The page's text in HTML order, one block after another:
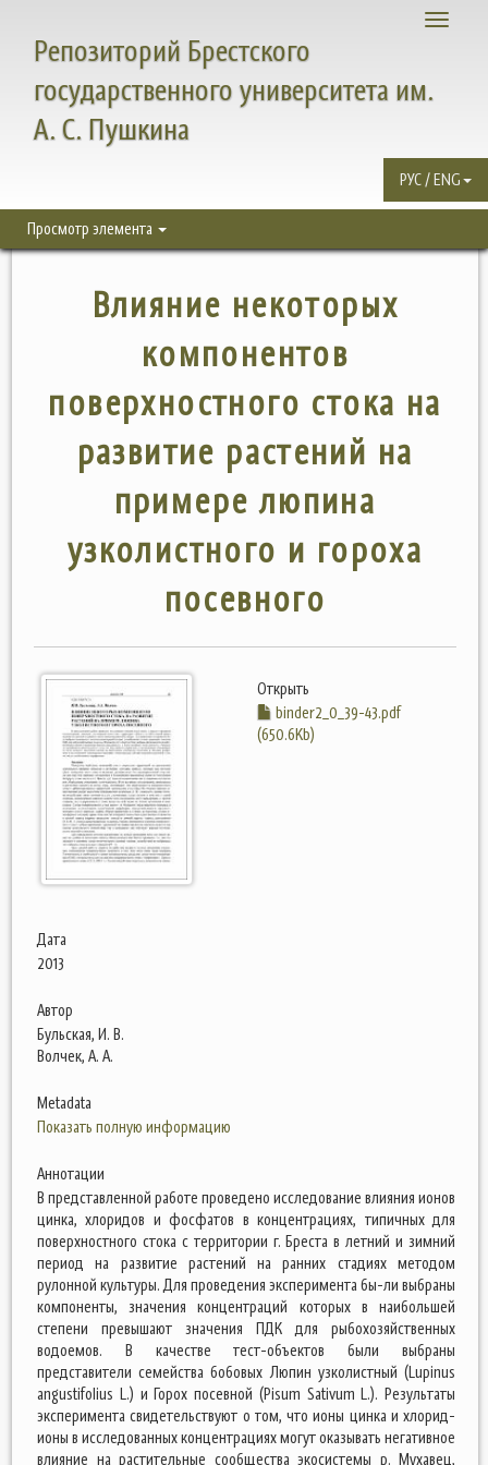
Toggle
Репозиторий Брестского
государственного университета им.
А. С. Пушкина
РУС / ENG
Просмотр элемента
Влияние некоторых
компонентов
поверхностного стока на
развитие растений на
примере люпина
узколистного и гороха
посевного
Открыть
binder2_0_39-43.pdf
(650.6Kb)
Дата
2013
Автор
Бульская, И. В.
Волчек, А. А.
Metadata
Показать полную информацию
Аннотации
В представленной работе проведено исследование влияния ионов
цинка, хлоридов и фосфатов в концентрациях, типичных для
поверхностного стока с территории г. Бреста в летний и зимний
период на развитие растений на ранних стадиях методом
рулонной культуры. Для проведения эксперимента бы-ли выбраны
компоненты, значения концентраций которых в наибольшей
степени превышают значения ПДК для рыбохозяйственных
водоемов. В качестве тест-объектов были выбраны
представители семейства бобовых Люпин узколистный (Lupinus
angustifolius L.) и Горох посевной (Pisum Sativum L.). Результаты
эксперимента свидетельствуют о том, что ионы цинка и хлорид-
ионы в исследованных концентрациях могут оказывать негативное
влияние на растительные сообщества экосистемы р. Мухавец,